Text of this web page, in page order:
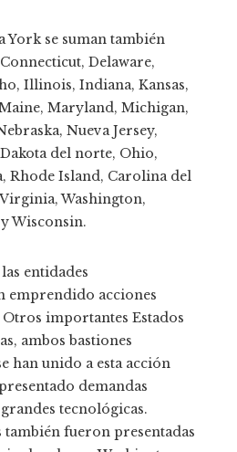
York se suman también
Delaware,
Illinois, Indiana, Kansas,
Maryland, Michigan,
Nueva Jersey,
del norte, Ohio,
Rhode Island, Carolina del
Washington,
Wisconsin.
entidades
emprendido acciones
importantes Estados
ambos bastiones
han unido a esta acción
demandas
tecnológicas.
también fueron presentadas